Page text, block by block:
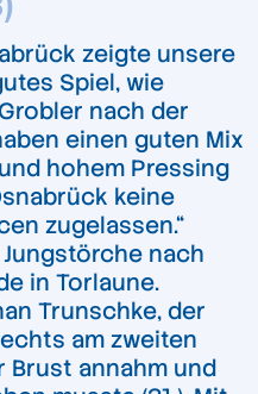
zeigte unsere
Spiel, wie
nach der
einen guten Mix
hohem Pressing
keine
zugelassen.“
nach
in Torlaune.
Trunschke, der
am zweiten
Brust annahm und